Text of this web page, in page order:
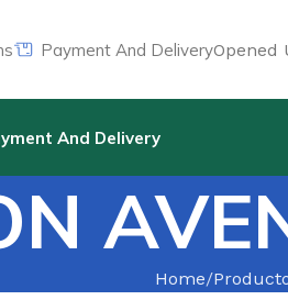
Payment And DeliveryOpened
And Delivery
Home